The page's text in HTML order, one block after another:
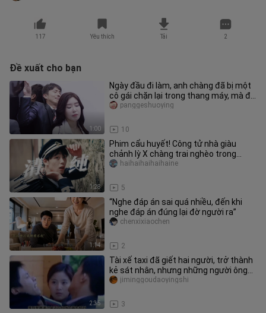
117 Yêu thích Tải 2
Đề xuất cho bạn
1:00
Ngày đầu đi làm, anh chàng đã bị một
cô gái chặn lại trong thang máy, mà đó
lại chính là sếp nữ trực
10
panggeshuoying
1:28
Phim cẩu huyết! Công tử nhà giàu
chảnh lỳ X chàng trai nghèo trong
sáng! Tôi coi cậu là đối thủ, vậy
5
haihaihaihaihaine
1:14
“Nghe đáp án sai quá nhiều, đến khi
nghe đáp án đúng lại đờ người ra”
2
chenxixiaochen
2:35
Tài xế taxi đã giết hai người, trở thành
kẻ sát nhân, nhưng những người ông
ta giết lại đều là sát t
3
jiminggoudaoyingshi